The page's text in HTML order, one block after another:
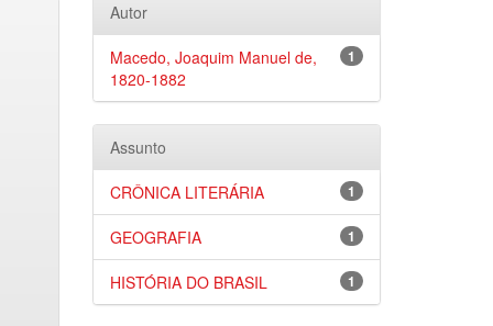
Autor
1
Macedo, Joaquim Manuel de,
1820-1882
Assunto
1
CRÔNICA LITERÁRIA
1
GEOGRAFIA
1
HISTÓRIA DO BRASIL